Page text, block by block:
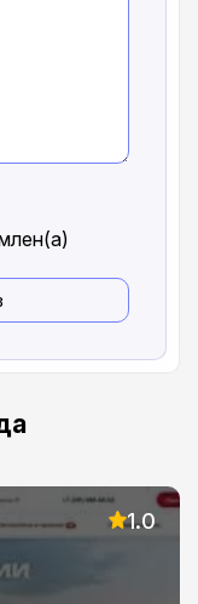
1.0